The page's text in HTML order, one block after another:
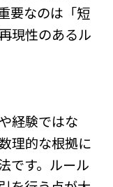
要なのは「短
現性のあるル
経験ではな
理的な根拠に
です。ルール